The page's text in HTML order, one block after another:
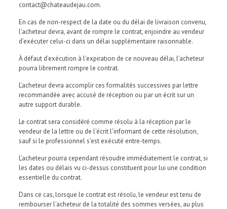
contact@chateaudejau.com.
En cas de non-respect de la date ou du délai de livraison convenu,
l’acheteur devra, avant de rompre le contrat, enjoindre au vendeur
d’exécuter celui-ci dans un délai supplémentaire raisonnable.
À défaut d’exécution à l’expiration de ce nouveau délai, l’acheteur
pourra librement rompre le contrat.
L’acheteur devra accomplir ces formalités successives par lettre
recommandée avec accusé de réception ou par un écrit sur un
autre support durable.
Le contrat sera considéré comme résolu à la réception par le
vendeur de la lettre ou de l’écrit l’informant de cette résolution,
sauf si le professionnel s’est exécuté entre-temps.
L’acheteur pourra cependant résoudre immédiatement le contrat, si
les dates ou délais vu ci-dessus constituent pour lui une condition
essentielle du contrat.
Dans ce cas, lorsque le contrat est résolu, le vendeur est tenu de
rembourser l’acheteur de la totalité des sommes versées, au plus